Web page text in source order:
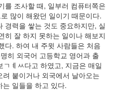
를 조사할 때, 일부러 컴퓨터쪽은
많이 해왔던 일이기 때문이다.
경력을 쌓는 것도 중요하지만, 실
히 잘 하지 못하는 일이나 해보지
다. 하여 내 주윗 사람들은 처음
히 외국어 고등학교 영어과 출
ㄱㅖㅆ다고 하였고, 지금은 매일
붙이거나 외국에서 날아오는
일들을 하고 있다.